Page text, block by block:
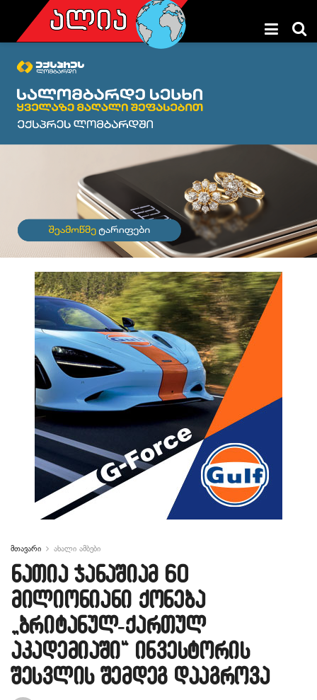
მთავარი ახალი ამბები
ნათია ჯანაშიამ 60
მილიონიანი ქონება
„ბრიტანულ-ქართულ
აკადემიაში“ ინვესტორის
შესვლის შემდეგ დააგროვა